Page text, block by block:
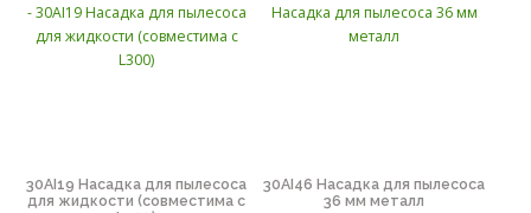
т
в
т
в
30AI19 Насадка для пылесоса
для жидкости (совместима с
30AI46 Насадка для пылесоса
36 мм металл